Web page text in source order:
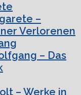
–
Verlorenen
– Das
– Werke in